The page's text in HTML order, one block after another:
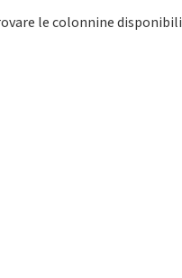
le colonnine disponibili